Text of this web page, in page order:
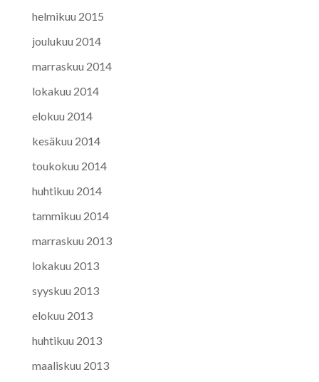
helmikuu 2015
joulukuu 2014
marraskuu 2014
lokakuu 2014
elokuu 2014
kesäkuu 2014
toukokuu 2014
huhtikuu 2014
tammikuu 2014
marraskuu 2013
lokakuu 2013
syyskuu 2013
elokuu 2013
huhtikuu 2013
maaliskuu 2013